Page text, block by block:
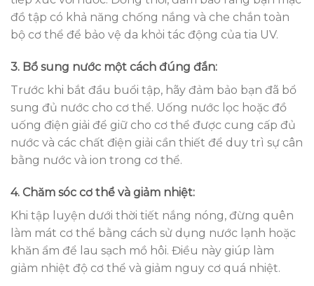
đồ tập có khả năng chống nắng và che chắn toàn
bộ cơ thể để bảo vệ da khỏi tác động của tia UV.
3. Bổ sung nước một cách đúng đắn:
Trước khi bắt đầu buổi tập, hãy đảm bảo bạn đã bổ
sung đủ nước cho cơ thể. Uống nước lọc hoặc đồ
uống điện giải để giữ cho cơ thể được cung cấp đủ
nước và các chất điện giải cần thiết để duy trì sự cân
bằng nước và ion trong cơ thể.
4. Chăm sóc cơ thể và giảm nhiệt:
Khi tập luyện dưới thời tiết nắng nóng, đừng quên
làm mát cơ thể bằng cách sử dụng nước lạnh hoặc
khăn ẩm để lau sạch mồ hôi. Điều này giúp làm
giảm nhiệt độ cơ thể và giảm nguy cơ quá nhiệt.